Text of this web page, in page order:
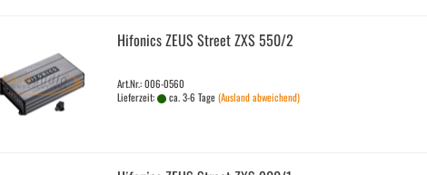
Hi­fo­nics ZEUS Street ZXS 550/2
Art.Nr.: 006-0560
Lieferzeit:
ca. 3-6 Tage(Ausland abweichend)